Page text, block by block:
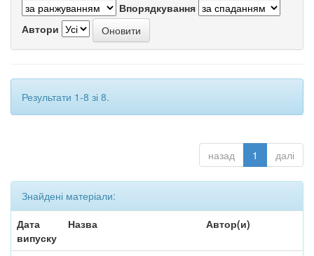
Впорядкування
Автори
Результати 1-8 зі 8.
назад 1 далі
Знайдені матеріали:
Дата
випуску
Назва Автор(и)